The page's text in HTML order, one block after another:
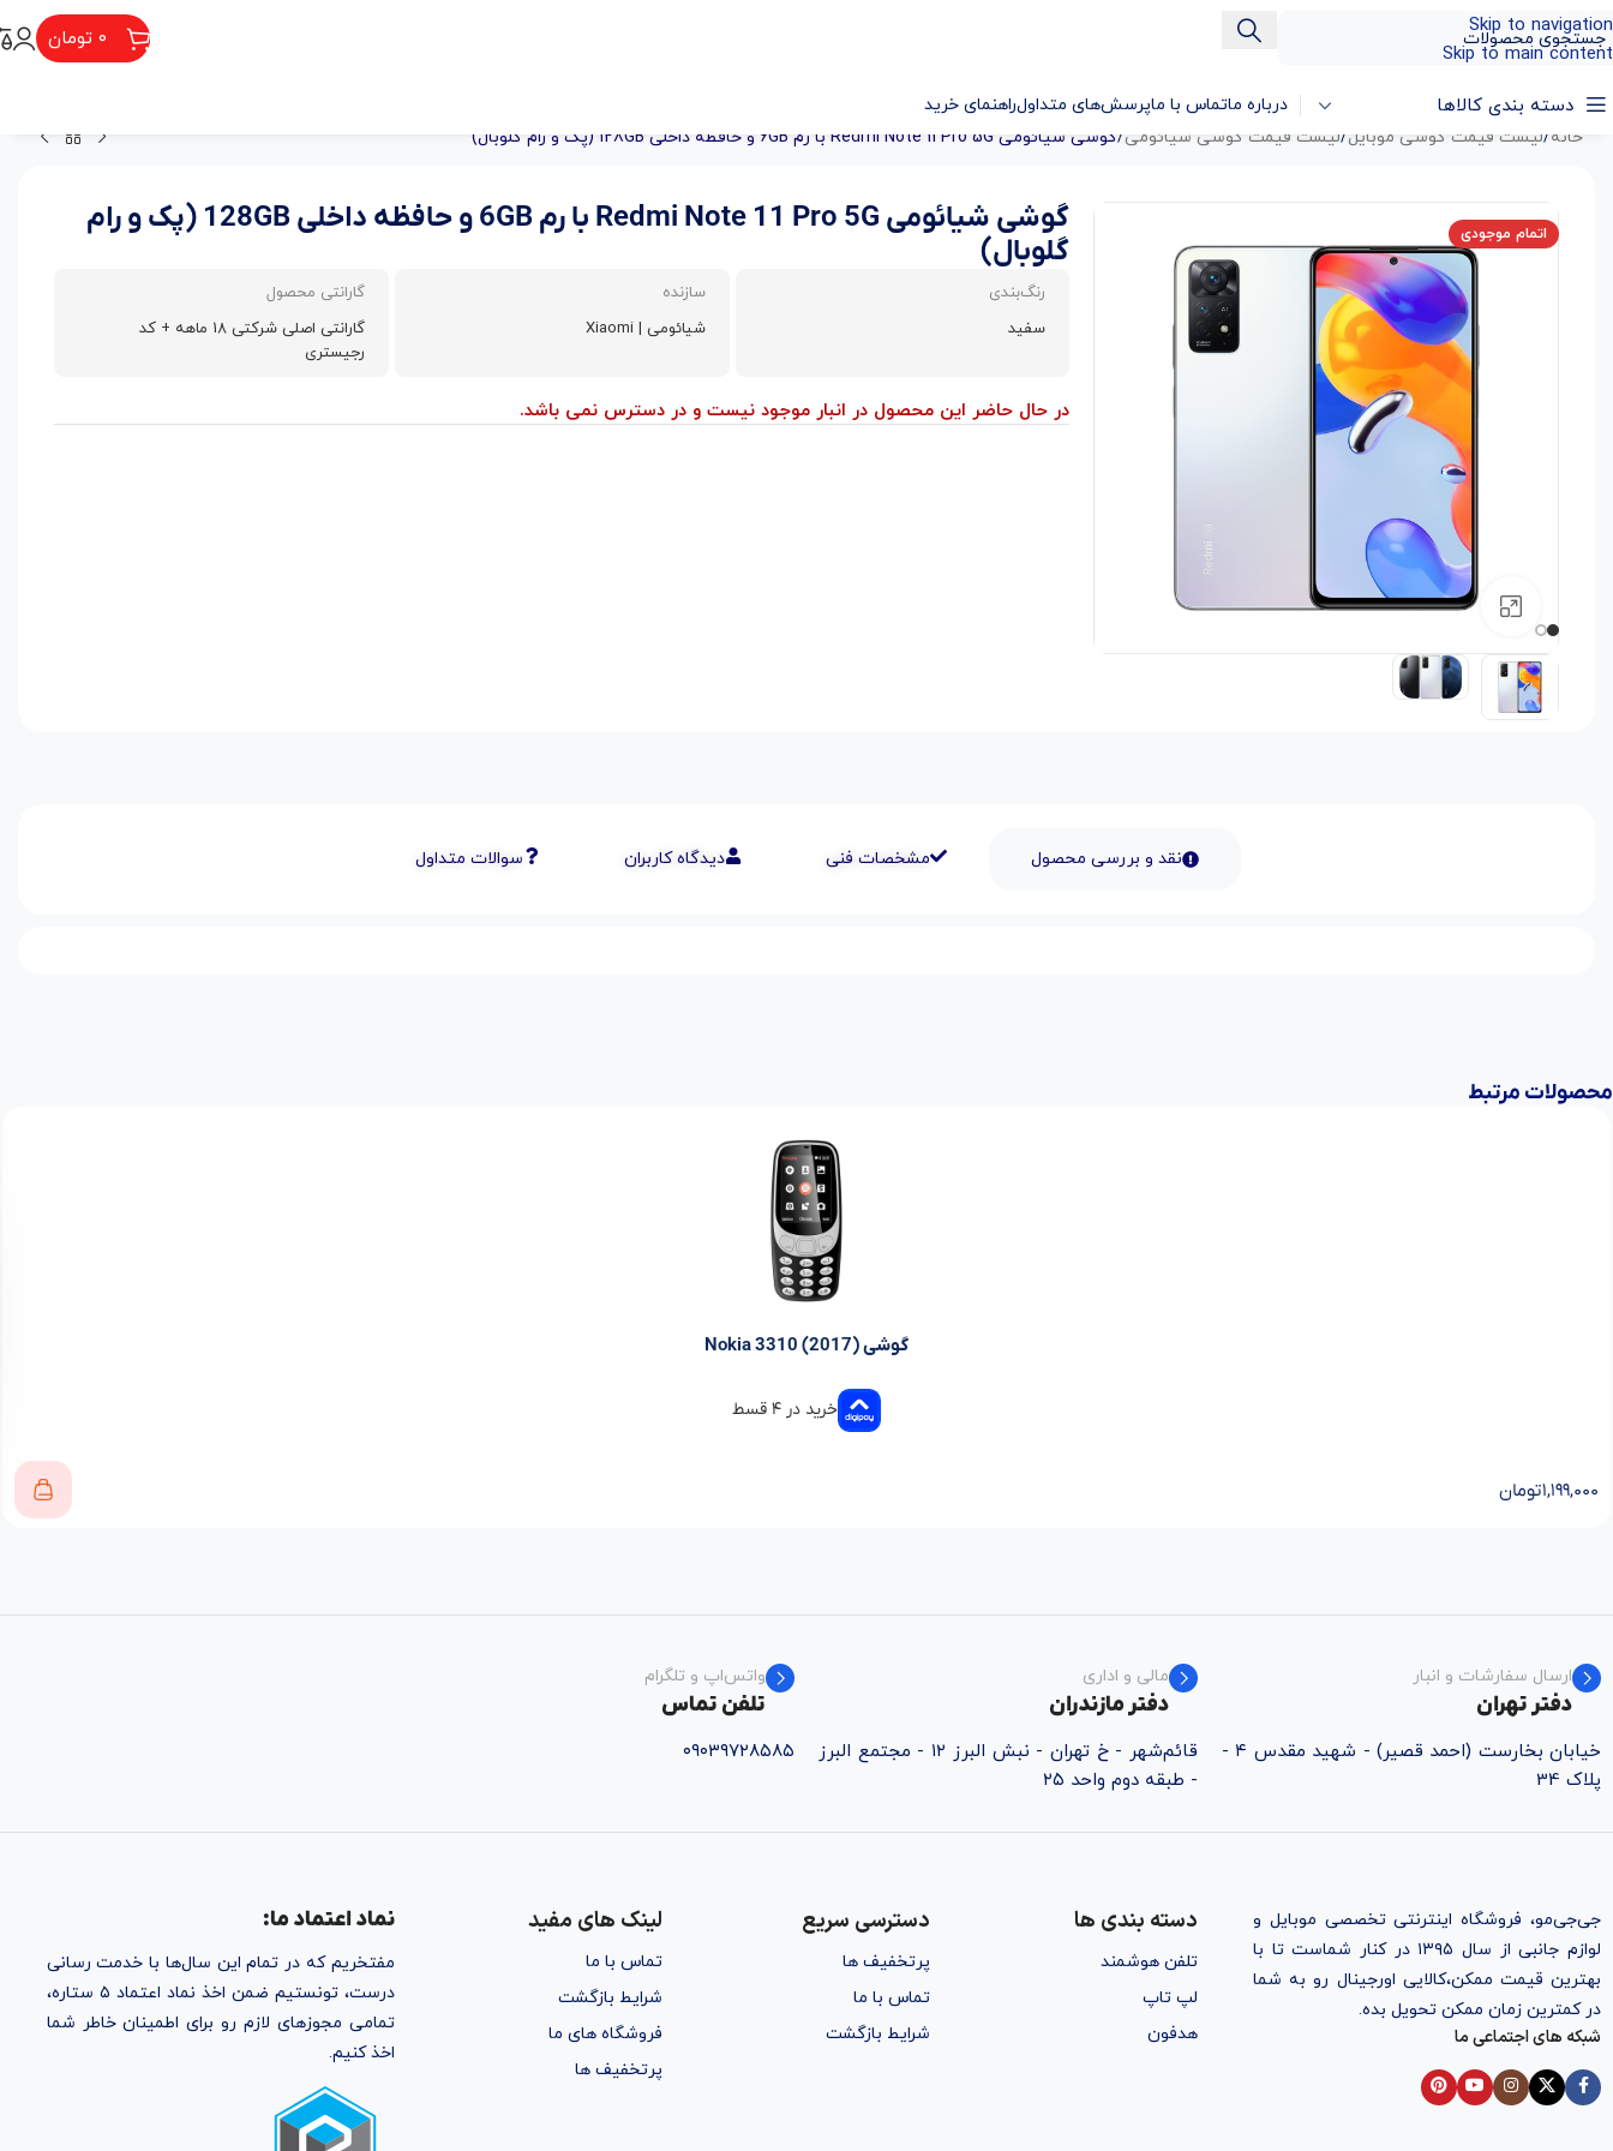
Skip to navigation
Skip to main content
۰ تومان
دسته بندی کالاها درباره ماتماس با ماپرسش‌های متداولراهنمای خرید
خانه/لیست قیمت گوشی موبایل/لیست قیمت گوشی شیائومی/گوشی شیائومی Redmi Note 11 Pro 5G با رم 6GB و حافظه داخلی 128GB (پک و رام گلوبال)
اتمام موجودی
بزرگنمایی تصویر
گوشی شیائومی Redmi Note 11 Pro 5G با رم 6GB و حافظه داخلی 128GB (پک و رام
گلوبال)
رنگ‌بندی
سفید
سازنده
شیائومی | Xiaomi
گارانتی محصول
گارانتی اصلی شرکتی 18 ماهه + کد
رجیستری
در حال حاضر این محصول در انبار موجود نیست و در دسترس نمی باشد.
نقد و بررسی محصول مشخصات فنی دیدگاه کاربران سوالات متداول
محصولات مرتبط
گوشی Nokia 3310 (2017)
خرید در ۴ قسط
۱,۱۹۹,۰۰۰تومان
ارسال سفارشات و انبار
دفتر تهران
خیابان بخارست (احمد قصیر) - شهید مقدس ۴ -
پلاک 34
مالی و اداری
دفتر مازندران
قائم‌شهر - خ تهران - نبش البرز ۱۲ - مجتمع البرز
- طبقه دوم واحد ۲۵
واتس‌اپ و تلگرام
تلفن تماس
۰۹۰۳۹۷۲۸۵۸۵
جی‌جی‌مو، فروشگاه اینترنتی تخصصی موبایل و
لوازم جانبی از سال ۱۳۹۵ در کنار شماست تا با
بهترین قیمت ممکن،‌کالایی اورجینال رو به شما
در کمترین زمان ممکن تحویل بده.
شبکه های اجتماعی ما
دسته بندی ها
تلفن هوشمند
لپ تاپ
هدفون
دسترسی سریع
پرتخفیف ها
تماس با ما
شرایط بازگشت
لینک های مفید
تماس با ما
شرایط بازگشت
فروشگاه های ما
پرتخفیف ها
نماد اعتماد ما:
مفتخریم که در تمام این سال‌ها با خدمت رسانی
درست، تونستیم ضمن اخذ نماد اعتماد ۵ ستاره،
تمامی مجوز‌های لازم رو برای اطمینان خاطر شما
اخذ کنیم.